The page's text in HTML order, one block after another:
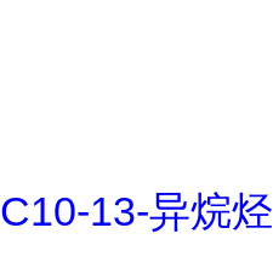
C10-13-异烷烃